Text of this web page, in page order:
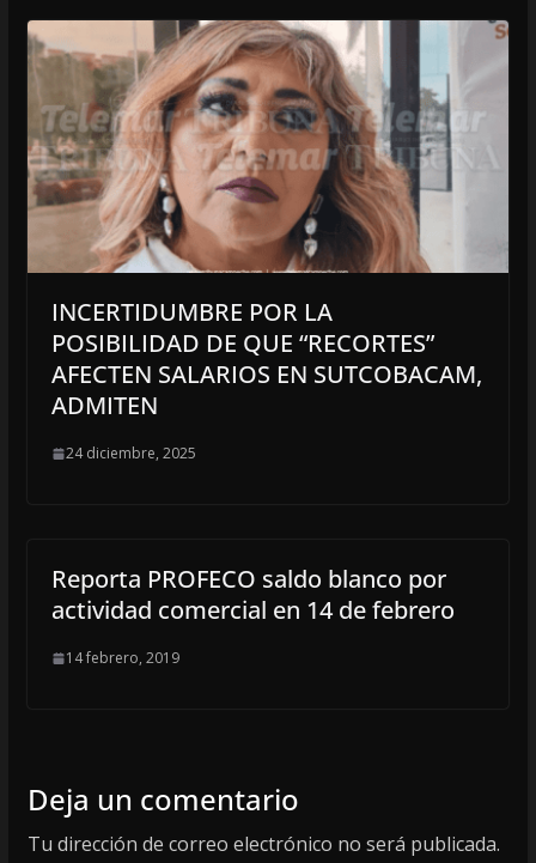
INCERTIDUMBRE POR LA
POSIBILIDAD DE QUE “RECORTES”
AFECTEN SALARIOS EN SUTCOBACAM,
ADMITEN
24 diciembre, 2025
Reporta PROFECO saldo blanco por
actividad comercial en 14 de febrero
14 febrero, 2019
Deja un comentario
Tu dirección de correo electrónico no será publicada.